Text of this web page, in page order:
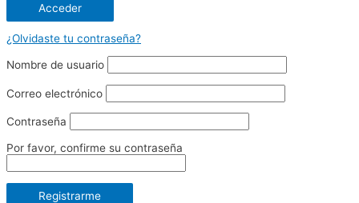
¿Olvidaste tu contraseña?
Nombre de usuario
Correo electrónico
Contraseña
Por favor, confirme su contraseña
Registrarme